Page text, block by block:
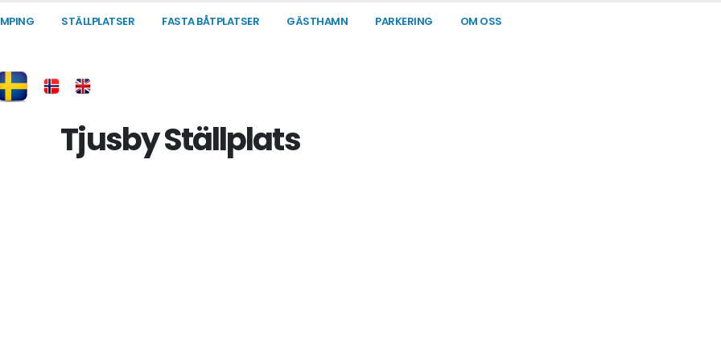
STÄLLPLATSER FASTA BÅTPLATSER GÄSTHAMN PARKERING OM OSS
Tjusby Ställplats